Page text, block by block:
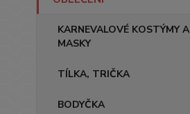
KARNEVALOVÉ KOSTÝMY A
MASKY
TÍLKA, TRIČKA
BODYČKA